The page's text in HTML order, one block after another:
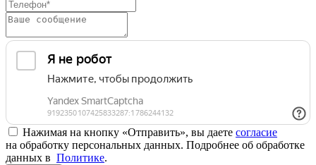
Нажимая на кнопку «Отправить», вы даете согласие
на обработку персональных данных. Подробнее об обработке
данных в Политике.